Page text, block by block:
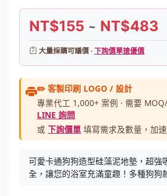
NT$155 ~ NT$483
大量採購可議價 ·下詢價單搶優價
✏️ 客製印刷 LOGO / 設計
專業代工 1,000+ 案例 · 需要
LINE 詢問
或 下詢價單 填寫需求及數量，加
可愛卡通狗狗造型硅藻泥地墊，超強
全，讓您的浴室充滿童趣！多種狗狗